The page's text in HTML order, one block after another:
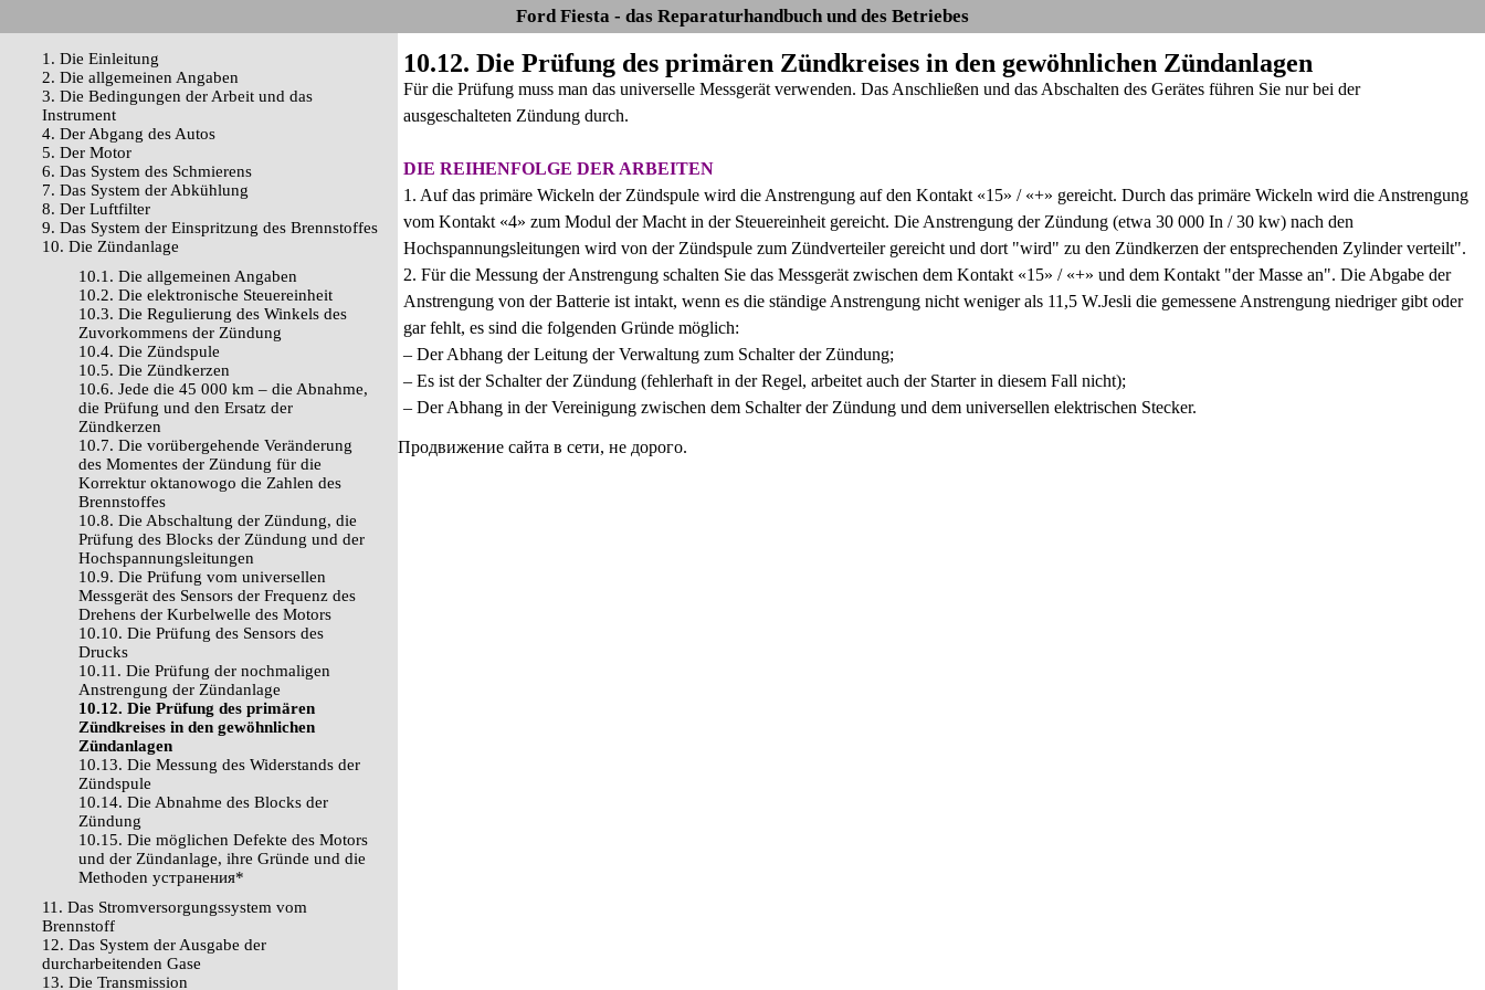
Ford Fiesta - das Reparaturhandbuch und des Betriebes
1. Die Einleitung
2. Die allgemeinen Angaben
3. Die Bedingungen der Arbeit und das
Instrument
4. Der Abgang des Autos
5. Der Motor
6. Das System des Schmierens
7. Das System der Abkühlung
8. Der Luftfilter
9. Das System der Einspritzung des Brennstoffes
10. Die Zündanlage
10.1. Die allgemeinen Angaben
10.2. Die elektronische Steuereinheit
10.3. Die Regulierung des Winkels des
Zuvorkommens der Zündung
10.4. Die Zündspule
10.5. Die Zündkerzen
10.6. Jede die 45 000 km – die Abnahme,
die Prüfung und den Ersatz der
Zündkerzen
10.7. Die vorübergehende Veränderung
des Momentes der Zündung für die
Korrektur oktanowogo die Zahlen des
Brennstoffes
10.8. Die Abschaltung der Zündung, die
Prüfung des Blocks der Zündung und der
Hochspannungsleitungen
10.9. Die Prüfung vom universellen
Messgerät des Sensors der Frequenz des
Drehens der Kurbelwelle des Motors
10.10. Die Prüfung des Sensors des
Drucks
10.11. Die Prüfung der nochmaligen
Anstrengung der Zündanlage
10.12. Die Prüfung des primären
Zündkreises in den gewöhnlichen
Zündanlagen
10.13. Die Messung des Widerstands der
Zündspule
10.14. Die Abnahme des Blocks der
Zündung
10.15. Die möglichen Defekte des Motors
und der Zündanlage, ihre Gründe und die
Methoden устранения*
11. Das Stromversorgungssystem vom
Brennstoff
12. Das System der Ausgabe der
durcharbeitenden Gase
13. Die Transmission
10.12. Die Prüfung des primären Zündkreises in den gewöhnlichen Zündanlagen
Für die Prüfung muss man das universelle Messgerät verwenden. Das Anschließen und das Abschalten des Gerätes führen Sie nur bei der
ausgeschalteten Zündung durch.
DIE REIHENFOLGE DER ARBEITEN
1. Auf das primäre Wickeln der Zündspule wird die Anstrengung auf den Kontakt «15» / «+» gereicht. Durch das primäre Wickeln wird die Anstrengung
vom Kontakt «4» zum Modul der Macht in der Steuereinheit gereicht. Die Anstrengung der Zündung (etwa 30 000 In / 30 kw) nach den
Hochspannungsleitungen wird von der Zündspule zum Zündverteiler gereicht und dort "wird" zu den Zündkerzen der entsprechenden Zylinder verteilt".
2. Für die Messung der Anstrengung schalten Sie das Messgerät zwischen dem Kontakt «15» / «+» und dem Kontakt "der Masse an". Die Abgabe der
Anstrengung von der Batterie ist intakt, wenn es die ständige Anstrengung nicht weniger als 11,5 W.Jesli die gemessene Anstrengung niedriger gibt oder
gar fehlt, es sind die folgenden Gründe möglich:
– Der Abhang der Leitung der Verwaltung zum Schalter der Zündung;
– Es ist der Schalter der Zündung (fehlerhaft in der Regel, arbeitet auch der Starter in diesem Fall nicht);
– Der Abhang in der Vereinigung zwischen dem Schalter der Zündung und dem universellen elektrischen Stecker.
Продвижение сайта в сети, не дорого.